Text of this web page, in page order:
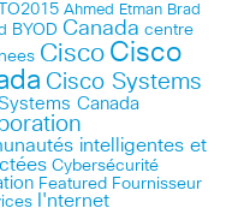
Ahmed Etman Brad
BYOD Canada centre
Cisco Cisco
Cisco Systems
Canada
intelligentes et
Cybersécurité
Featured Fournisseur
I'nternet